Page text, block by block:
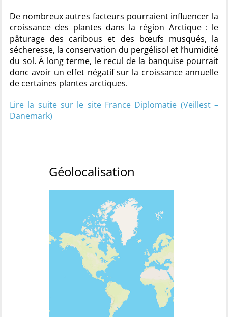
De nombreux autres facteurs pourraient influencer la
croissance des plantes dans la région Arctique : le
pâturage des caribous et des bœufs musqués, la
sécheresse, la conservation du pergélisol et l’humidité
du sol. À long terme, le recul de la banquise pourrait
donc avoir un effet négatif sur la croissance annuelle
de certaines plantes arctiques.
Lire la suite sur le site France Diplomatie (Veillest –
Danemark)
Géolocalisation